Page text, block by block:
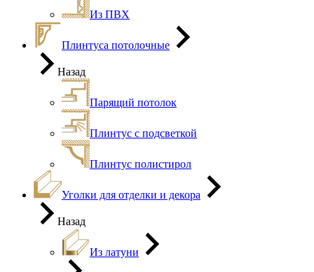
Из ПВХ
Плинтуса потолочные
Назад
Парящий потолок
Плинтус с подсветкой
Плинтус полистирол
Уголки для отделки и декора
Назад
Из латуни